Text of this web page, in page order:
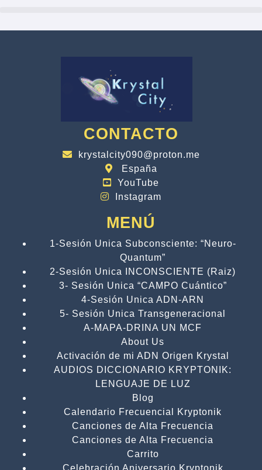
CONTACTO
krystalcity090@proton.me
España
YouTube
Instagram
MENÚ
1-Sesión Unica Subconsciente: “Neuro-
Quantum”
2-Sesión Unica INCONSCIENTE (Raiz)
3- Sesión Unica “CAMPO Cuántico”
4-Sesión Unica ADN-ARN
5- Sesión Unica Transgeneracional
A-MAPA-DRINA UN MCF
About Us
Activación de mi ADN Origen Krystal
AUDIOS DICCIONARIO KRYPTONIK:
LENGUAJE DE LUZ
Blog
Calendario Frecuencial Kryptonik
Canciones de Alta Frecuencia
Canciones de Alta Frecuencia
Carrito
Celebración Aniversario Kryptonik